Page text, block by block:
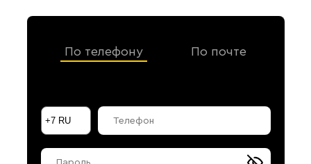
По телефону По почте